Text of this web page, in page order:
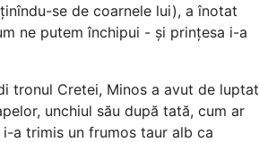
se de coarnele lui), a înotat
ne putem închipui - și prințesa i-a
tronul Cretei, Minos a avut de luptat
unchiul său după tată, cum ar
a trimis un frumos taur alb ca